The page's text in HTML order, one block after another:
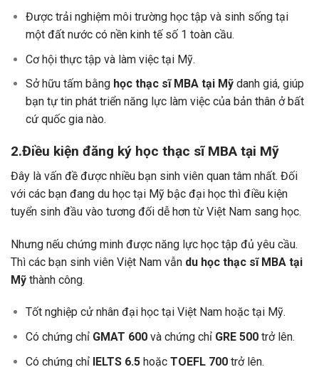
Được trải nghiệm môi trường học tập và sinh sống tại
một đất nước có nền kinh tế số 1 toàn cầu.
Cơ hội thực tập và làm việc tại Mỹ.
Sở hữu tấm bằnghọc thạc sĩ MBA tại Mỹdanh giá, giúp
bạn tự tin phát triển năng lực làm việc của bản thân ở bất
cứ quốc gia nào.
2.Điều kiện đăng ký học thạc sĩ MBA tại Mỹ
Đây là vấn đề được nhiều bạn sinh viên quan tâm nhất. Đối
với các bạn đang du học tại Mỹ bậc đại học thì điều kiện
tuyển sinh đầu vào tương đối dễ hơn từ Việt Nam sang học.
Nhưng nếu chứng minh được năng lực học tập đủ yêu cầu.
Thì các bạn sinh viên Việt Nam vẫn du học thạc sĩ MBA tại
Mỹ thành công.
Tốt nghiệp cử nhân đại học tại Việt Nam hoặc tại Mỹ.
Có chứng chỉ GMAT 600và chứng chỉ GRE 500trở lên.
Có chứng chỉ IELTS 6.5hoặc TOEFL 700trở lên.